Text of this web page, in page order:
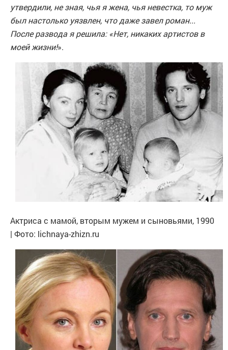
утвердили, не зная, чья я жена, чья невестка, то муж
был настолько уязвлен, что даже завел роман...
После развода я решила: «Нет, никаких артистов в
моей жизни!».
Актриса с мамой, вторым мужем и сыновьями, 1990
| Фото: lichnaya-zhizn.ru